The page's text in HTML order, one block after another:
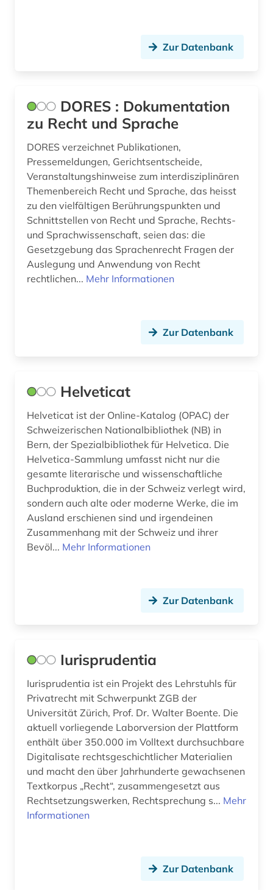
sprachpolitik (1)
sprachwissenschaft (2)
staatshandbuch (1)
stadt (1)
stammbaum (1)
statistik (4)
steuerrecht (1)
süddeutschland (1)
südosteuropa (1)
tabellen (1)
tagebuch (1)
tageszeitung (2)
tanz (1)
telefonbuch (1)
theatergeschichte (1)
tiere (1)
tunnel (1)
tunnelbau (1)
umwelt (1)
umweltbelastung (1)
umweltinformation (1)
Zur Datenbank
DORES : Dokumentation
zu Recht und Sprache
DORES verzeichnet Publikationen,
Pressemeldungen, Gerichtsentscheide,
Veranstaltungshinweise zum interdisziplinären
Themenbereich Recht und Sprache, das heisst
zu den vielfältigen Berührungspunkten und
Schnittstellen von Recht und Sprache, Rechts-
und Sprachwissenschaft, seien das: die
Gesetzgebung das Sprachenrecht Fragen der
Auslegung und Anwendung von Recht
rechtlichen... Mehr Informationen
Zur Datenbank
Helveticat
Helveticat ist der Online-Katalog (OPAC) der
Schweizerischen Nationalbibliothek (NB) in
Bern, der Spezialbibliothek für Helvetica. Die
Helvetica-Sammlung umfasst nicht nur die
gesamte literarische und wissenschaftliche
Buchproduktion, die in der Schweiz verlegt wird,
sondern auch alte oder moderne Werke, die im
Ausland erschienen sind und irgendeinen
Zusammenhang mit der Schweiz und ihrer
Bevöl... Mehr Informationen
Zur Datenbank
Iurisprudentia
Iurisprudentia ist ein Projekt des Lehrstuhls für
Privatrecht mit Schwerpunkt ZGB der
Universität Zürich, Prof. Dr. Walter Boente. Die
aktuell vorliegende Laborversion der Plattform
enthält über 350.000 im Volltext durchsuchbare
Digitalisate rechtsgeschichtlicher Materialien
und macht den über Jahrhunderte gewachsenen
Textkorpus „Recht“, zusammengesetzt aus
Rechtsetzungswerken, Rechtsprechung s... Mehr
Informationen
Zur Datenbank